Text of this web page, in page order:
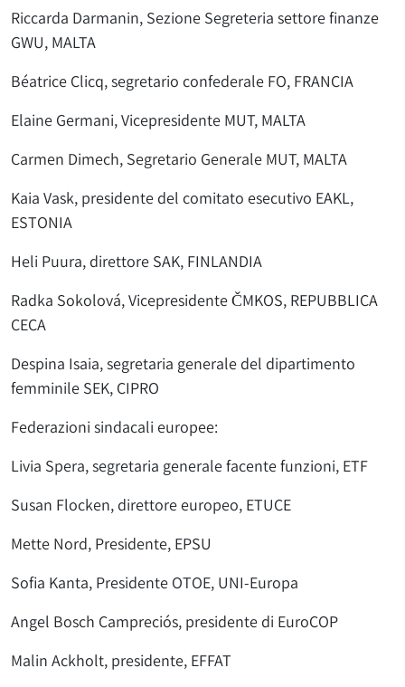
Riccarda Darmanin, Sezione Segreteria settore finanze
GWU, MALTA
Béatrice Clicq, segretario confederale FO, FRANCIA
Elaine Germani, Vicepresidente MUT, MALTA
Carmen Dimech, Segretario Generale MUT, MALTA
Kaia Vask, presidente del comitato esecutivo EAKL,
ESTONIA
Heli Puura, direttore SAK, FINLANDIA
Radka Sokolová, Vicepresidente ČMKOS, REPUBBLICA
CECA
Despina Isaia, segretaria generale del dipartimento
femminile SEK, CIPRO
Federazioni sindacali europee:
Livia Spera, segretaria generale facente funzioni, ETF
Susan Flocken, direttore europeo, ETUCE
Mette Nord, Presidente, EPSU
Sofia Kanta, Presidente OTOE, UNI-Europa
Angel Bosch Campreciós, presidente di EuroCOP
Malin Ackholt, presidente, EFFAT